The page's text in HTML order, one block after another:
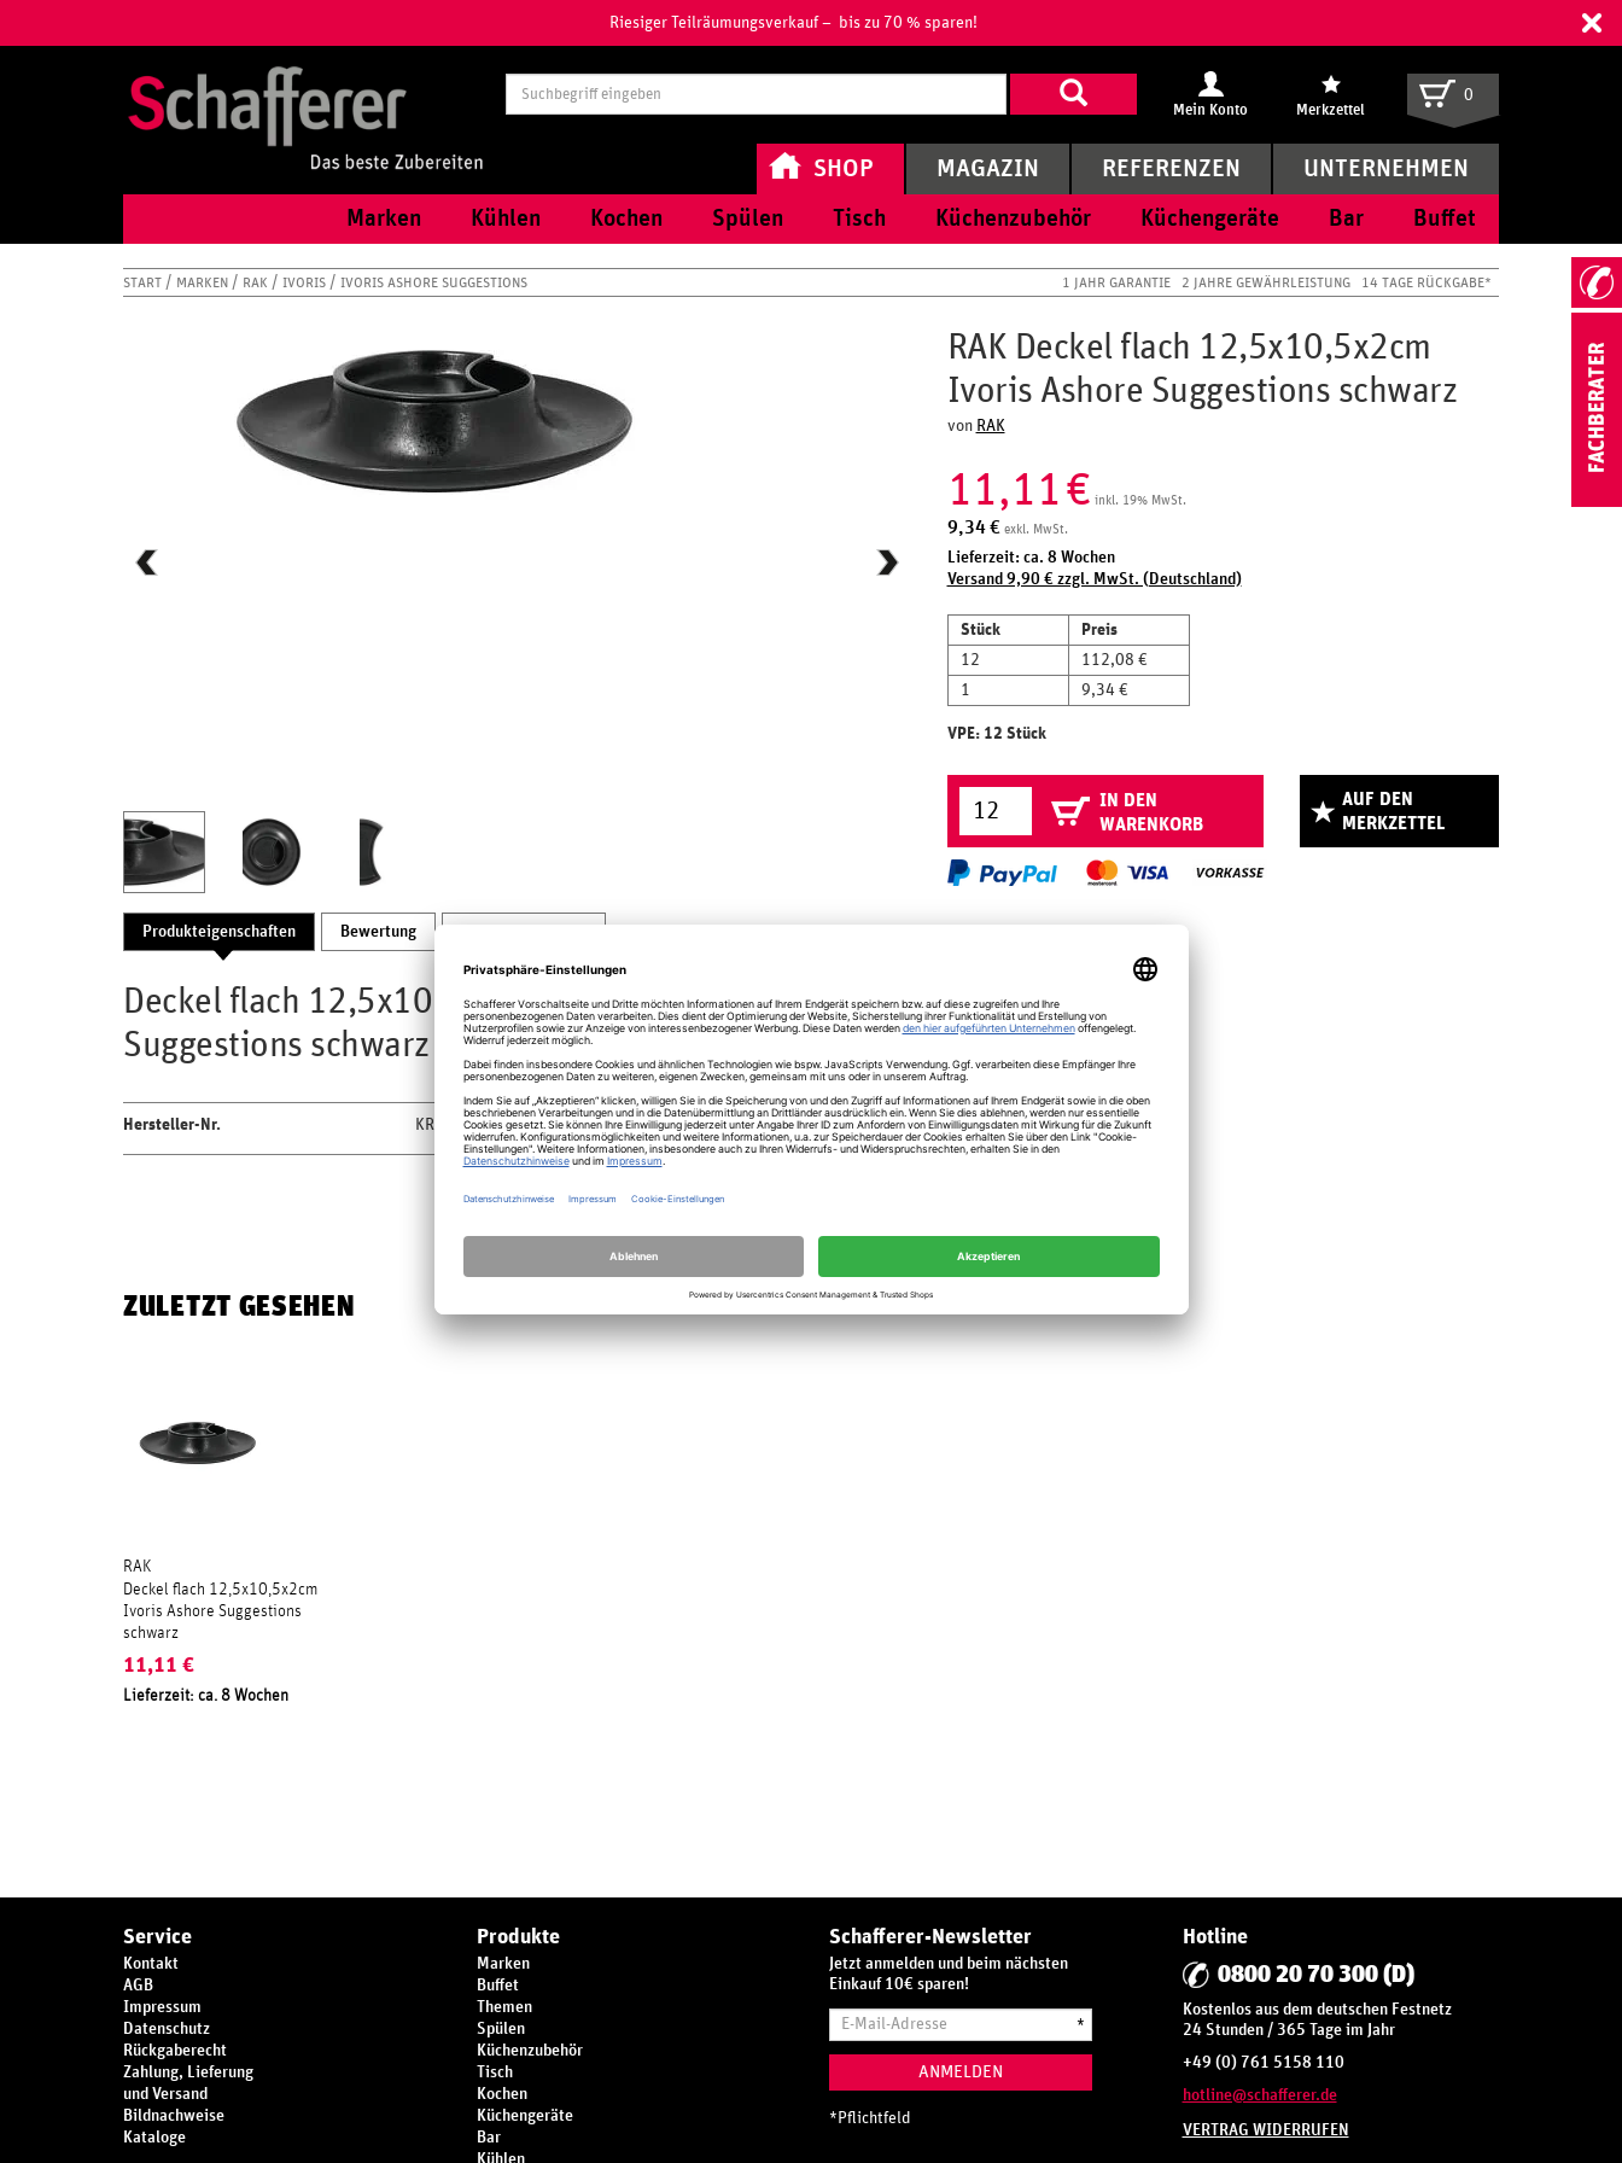
Riesiger Teilräumungsverkauf – bis zu 70 % sparen!
Suchbegriff
eingeben
Mein Konto Merkzettel
0
SHOP
Marken Kühlen Kochen Spülen Tisch Küchenzubehör Küchengeräte Bar Buffet
MAGAZIN REFERENZEN UNTERNEHMEN
START MARKEN RAK IVORIS IVORIS ASHORE SUGGESTIONS 1 JAHR GARANTIE 2 JAHRE GEWÄHRLEISTUNG 14 TAGE RÜCKGABE*
Produkteigenschaften Bewertung
Deckel flach 12,5x10,5x2cm Ivoris Ashore
Suggestions schwarz
Hersteller-Nr. KRARFL13
RAK Deckel flach 12,5x10,5x2cm
Ivoris Ashore Suggestions schwarz
von RAK
11,11€ inkl. 19% MwSt.
9,34 € exkl. MwSt.
Lieferzeit: ca. 8 Wochen
Versand 9,90 € zzgl. MwSt. (Deutschland)
Stück
Preis
12
112,08 €
1
9,34 €
VPE: 12 Stück
IN DEN
WARENKORB
AUF DEN
MERKZETTEL
ZULETZT GESEHEN
RAK
Deckel flach 12,5x10,5x2cm
Ivoris Ashore Suggestions
schwarz
11,11 €
Lieferzeit: ca. 8 Wochen
Service
Kontakt
AGB
Impressum
Datenschutz
Rückgaberecht
Zahlung, Lieferung
und Versand
Bildnachweise
Kataloge
Produkte
Marken
Buffet
Themen
Spülen
Küchenzubehör
Tisch
Kochen
Küchengeräte
Bar
Kühlen
Schafferer-Newsletter
Jetzt anmelden und beim nächsten
Einkauf 10€ sparen!
Mail-
*
ANMELDEN
* Pflichtfeld
Hotline
0800 20 70 300 (D)
Kostenlos aus dem deutschen Festnetz
24 Stunden / 365 Tage im Jahr
+49 (0) 761 5158 110
hotline@schafferer.de
VERTRAG WIDERRUFEN